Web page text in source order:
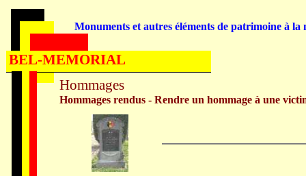
Hommages
Hommages rendus - Rendre un hommage à une
Monuments et autres éléments de patrimoine à la
BEL-MEMORIAL